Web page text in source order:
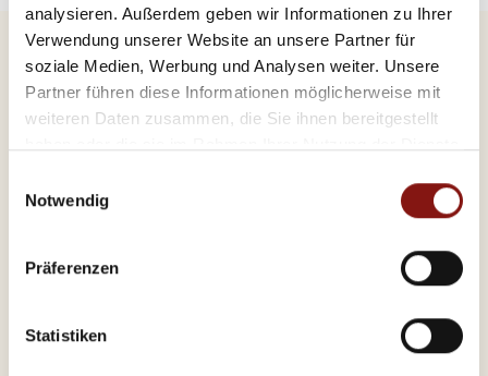
analysieren. Außerdem geben wir Informationen zu Ihrer
Verwendung unserer Website an unsere Partner für
soziale Medien, Werbung und Analysen weiter. Unsere
Partner führen diese Informationen möglicherweise mit
weiteren Daten zusammen, die Sie ihnen bereitgestellt
Notwendig
Präferenzen
Statistiken